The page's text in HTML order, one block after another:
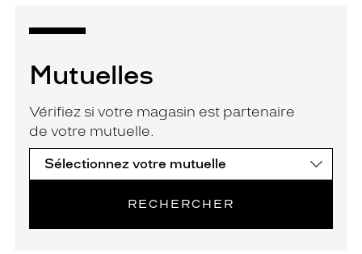
Mutuelles
Vérifiez si votre magasin est partenaire
de votre mutuelle.
RECHERCHER